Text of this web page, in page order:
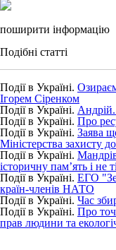
поширити інформацію
Подібні статті
Події в Україні.
Ігорем Сіренком
Події в Україні.
Події в Україні. Про
Події в Україні. Заява
Міністерства захисту
Події в Україні.
історичну пам’ять і не
Події в Україні. ЕГО
країн-членів НАТО
Події в Україні. Час
Події в Україні. Про
прав людини та